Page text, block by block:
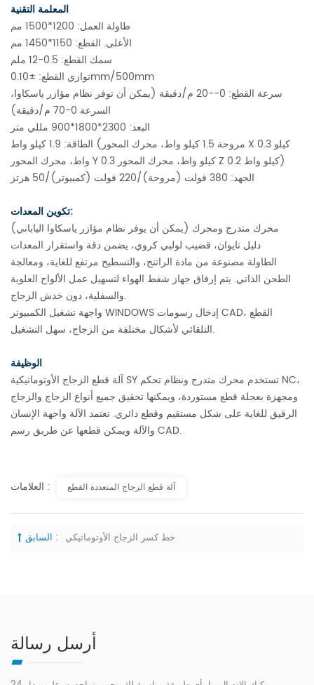
المعلمة التقنية
طاولة العمل: 1200*1500 مم
الأعلى. القطع: 1150*1450 مم
سمك القطع: 0.5-12 ملم
توازي القطع: ±0.10mm/500mm
سرعة القطع: 0--20 م/دقيقة (يمكن أن توفر نظام مؤازر ياسكاوا،
السرعة 0-70 م/دقيقة)
البعد: 2300*1800*900 مللي متر
الطاقة: 1.9 كيلو واط (مروحة 1.5 كيلو واط، محرك المحور X 0.3 كيلو
واط، محرك المحور Y 0.3 كيلو واط، محرك المحور Z 0.2 كيلو واط)
الجهد: 380 فولت (مروحة)/220 فولت (كمبيوتر)/50 هرتز
تكوين المعدات:
محرك متدرج ومحرك (يمكن أن يوفر نظام مؤازر ياسكاوا الياباني)
دليل تايوان، قضيب لولبي كروي، يضمن دقة واستقرار المعدات
الطاولة مصنوعة من مادة الراتنج، والتسطيح مرتفع للغاية، ومعالجة
الطحن الذاتي. يتم إرفاق جهاز شفط الهواء لتسهيل عمل الألواح العلوية
والسفلية، دون خدش الزجاج.
واجهة تشغيل الكمبيوتر WINDOWS إدخال رسومات CAD، القطع
التلقائي لأشكال مختلفة من الزجاج، سهل التشغيل.
الوظيفة
آلة قطع الزجاج الأوتوماتيكية SY تستخدم محرك متدرج ونظام تحكم NC،
ومجهزة بعجلة قطع مستوردة، ويمكنها تحقيق جميع أنواع الزجاج والزجاج
الرقيق للغاية على شكل مستقيم وقطع دائري. تعتمد الآلة واجهة الإنسان
والآلة ويمكن قطعها عن طريق رسم CAD.
العلامات : آلة قطع الزجاج المتعددة القطع
السابق : خط كسر الزجاج الأوتوماتيكي
أرسل رسالة